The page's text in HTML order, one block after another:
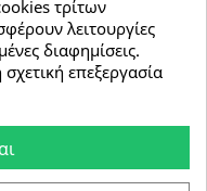
οι πρώτοι που θα
εκπτώσεις
τρίτων
λειτουργίες
διαφημίσεις.
επεξεργασία